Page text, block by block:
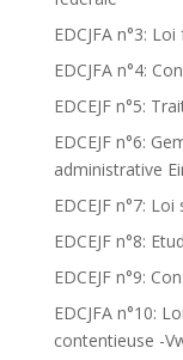
EDCJFA n°3:
EDCJFA n°4:
EDCEJF n°5:
EDCEJF n°6:
administrative
EDCEJF n°7:
EDCEJF n°8:
EDCEJF n°9:
EDCJFA n°10:
contentieuse -